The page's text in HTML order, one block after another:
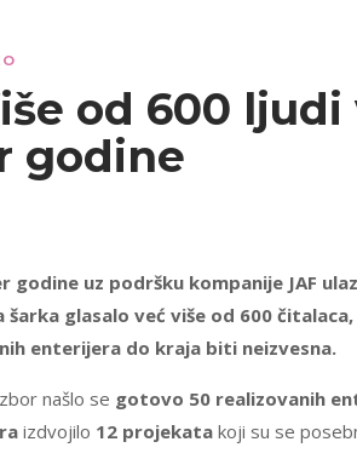
od 600 ljudi
godine
godine uz podršku kompanije JAF
šarka glasalo već više od 600
enterijera do kraja biti neizvesna.
našlo se gotovo 50 realizovanih
izdvojilo 12 projekata koji su se